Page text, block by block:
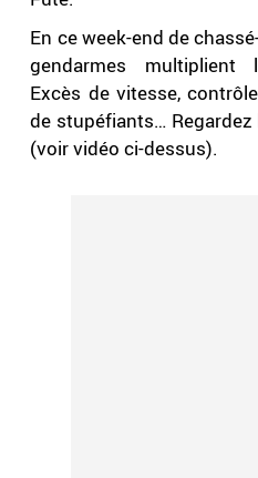
En ce week-end de
gendarmes multiplient
Excès de vitesse,
de stupéfiants…
(voir vidéo ci-dessus).